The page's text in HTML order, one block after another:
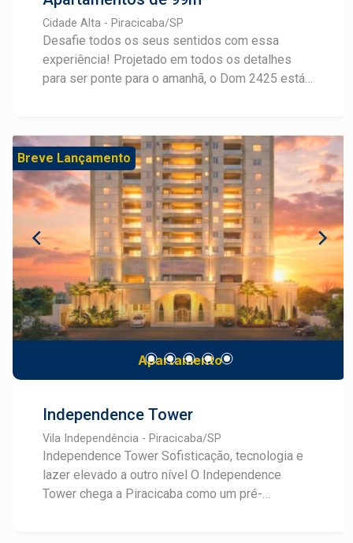
Cidade Alta - Piracicaba/SP
Desafie todos os seus sentidos com essa
experiência! Projetado em todos os detalhes
para ser ponte para o amanhã, o Dom 2425 está
personalizáveis, com 99m² e até 3 suítes. Além
disso, o Dom 2425 conta com espaços
sofisticados de lazer e bem-estar, projetados
para todos os gostos e sentidos. Conheça mais
sobre este empreendimento e converse com um
especialista Frias Neto em Lançamentos.
Breve Lançamento
Apartamento
Independence Tower
Vila Independência - Piracicaba/SP
Independence Tower Sofisticação, tecnologia e
lazer elevado a outro nível O Independence
Tower chega a Piracicaba como um pré-